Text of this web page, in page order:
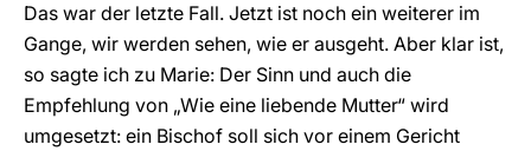
Das war der letzte Fall. Jetzt ist noch ein weiterer im
Gange, wir werden sehen, wie er ausgeht. Aber klar ist,
so sagte ich zu Marie: Der Sinn und auch die
Empfehlung von „Wie eine liebende Mutter“ wird
umgesetzt: ein Bischof soll sich vor einem Gericht